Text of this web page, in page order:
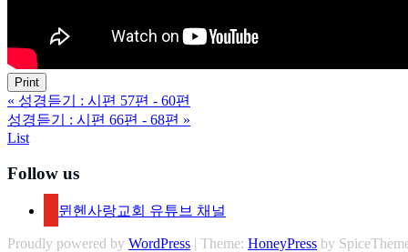
Print
« 성경듣기 : 시편 57편 - 60편
성경듣기 : 시편 66편 - 68편 »
List
Follow us
뮌헨사랑교회 유튜브 채널
Proudly powered by WordPress | Theme: HoneyPress by